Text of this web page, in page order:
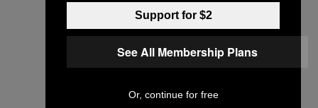
Support for $2
See All Membership Plans
Or, continue for free